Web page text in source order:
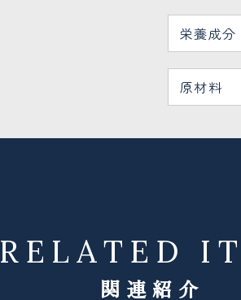
栄養成分
原材料
RELATED